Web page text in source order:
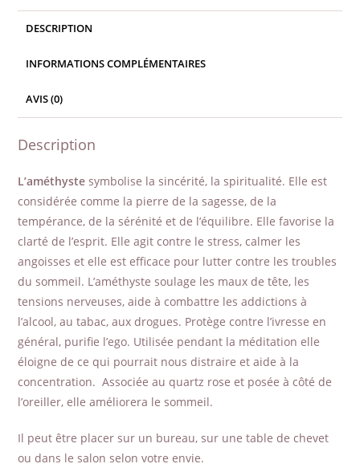
DESCRIPTION
INFORMATIONS COMPLÉMENTAIRES
AVIS (0)
Description
L’améthyste symbolise la sincérité, la spiritualité. Elle est
considérée comme la pierre de la sagesse, de la
tempérance, de la sérénité et de l’équilibre. Elle favorise la
clarté de l’esprit. Elle agit contre le stress, calmer les
angoisses et elle est efficace pour lutter contre les troubles
du sommeil. L’améthyste soulage les maux de tête, les
tensions nerveuses, aide à combattre les addictions à
l’alcool, au tabac, aux drogues. Protège contre l’ivresse en
général, purifie l’ego. Utilisée pendant la méditation elle
éloigne de ce qui pourrait nous distraire et aide à la
concentration. Associée au quartz rose et posée à côté de
l’oreiller, elle améliorera le sommeil.
Il peut être placer sur un bureau, sur une table de chevet
ou dans le salon selon votre envie.